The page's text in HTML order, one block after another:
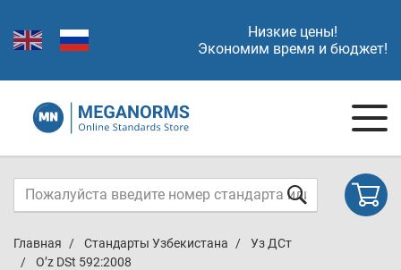
Низкие цены!
Экономим время и бюджет!
Главная Стандарты Узбекистана
Уз ДСт
O’z DSt 592:2008